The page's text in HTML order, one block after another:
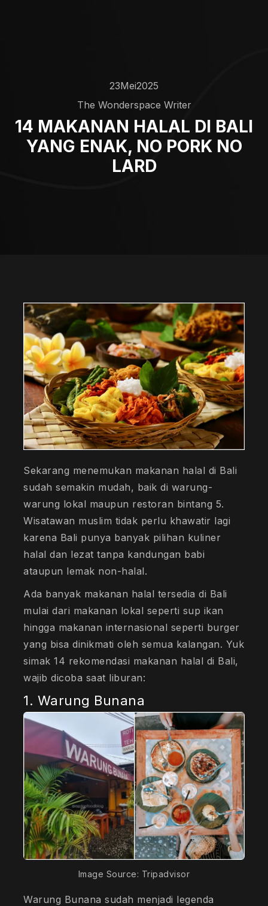
23Mei2025
The Wonderspace Writer
14 MAKANAN HALAL DI BALI
YANG ENAK, NO PORK NO
LARD
Sekarang menemukan makanan halal di Bali
sudah semakin mudah, baik di warung-
warung lokal maupun restoran bintang 5.
Wisatawan muslim tidak perlu khawatir lagi
karena Bali punya banyak pilihan kuliner
halal dan lezat tanpa kandungan babi
ataupun lemak non-halal.
Ada banyak makanan halal tersedia di Bali
mulai dari makanan lokal seperti sup ikan
hingga makanan internasional seperti burger
yang bisa dinikmati oleh semua kalangan. Yuk
simak 14 rekomendasi makanan halal di Bali,
wajib dicoba saat liburan:
1. Warung Bunana
Image Source: Tripadvisor
Warung Bunana sudah menjadi legenda